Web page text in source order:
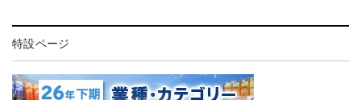
特設ページ